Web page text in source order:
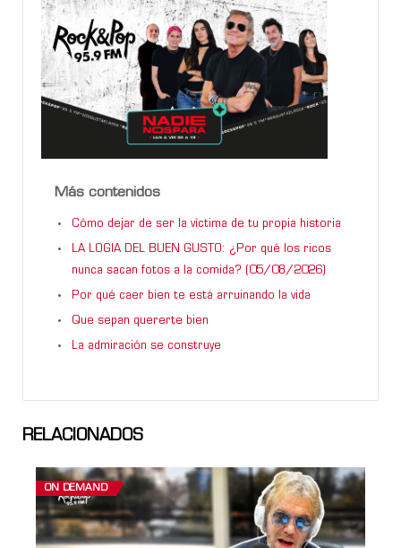
Más contenidos
Cómo dejar de ser la víctima de tu propia historia
LA LOGIA DEL BUEN GUSTO: ¿Por qué los ricos
nunca sacan fotos a la comida? (05/08/2026)
Por qué caer bien te está arruinando la vida
Que sepan quererte bien
La admiración se construye
RELACIONADOS
ON DEMAND